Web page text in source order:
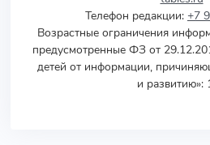
Телефон редакции: +7
Возрастные ограничения
предусмотренные ФЗ от
детей от информации,
и развитию»: